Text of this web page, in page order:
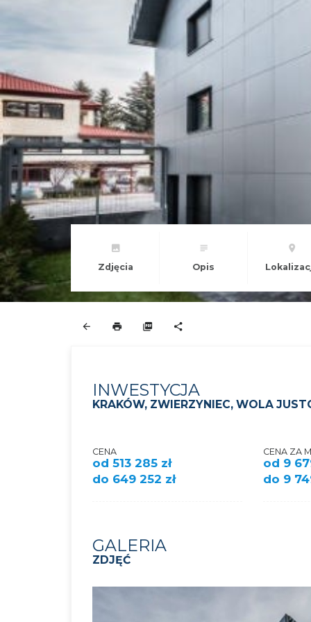
Zdjęcia Opis
INWESTYCJA
KRAKÓW, ZWIERZYNIEC, WOLA
CENA
od 513 285 zł
do 649 252 zł
CENA ZA
od 9
do 9
GALERIA
ZDJĘĆ